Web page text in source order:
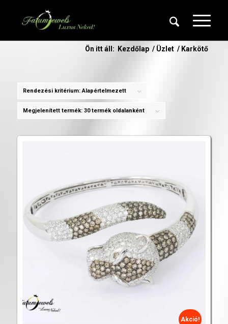
Ön itt áll: Kezdőlap / Üzlet / Karkötő
Rendezési kritérium:Alapértelmezett
Megjelenített termék: 30 termék oldalanként
Akció!